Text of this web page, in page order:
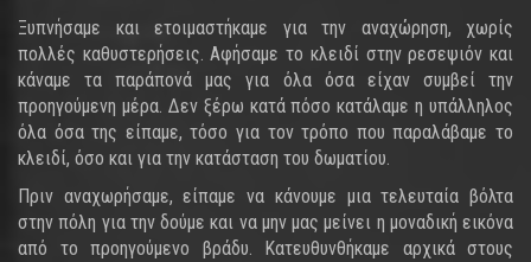
Ξυπνήσαμε και ετοιμαστήκαμε για την αναχώρηση, χωρίς
πολλές καθυστερήσεις. Αφήσαμε το κλειδί στην ρεσεψιόν και
κάναμε τα παράπονά μας για όλα όσα είχαν συμβεί την
προηγούμενη μέρα. Δεν ξέρω κατά πόσο κατάλαμε η υπάλληλος
όλα όσα της είπαμε, τόσο για τον τρόπο που παραλάβαμε το
κλειδί, όσο και για την κατάσταση του δωματίου.
Πριν αναχωρήσαμε, είπαμε να κάνουμε μια τελευταία βόλτα
στην πόλη για την δούμε και να μην μας μείνει η μοναδική εικόνα
από το προηγούμενο βράδυ. Κατευθυνθήκαμε αρχικά στους